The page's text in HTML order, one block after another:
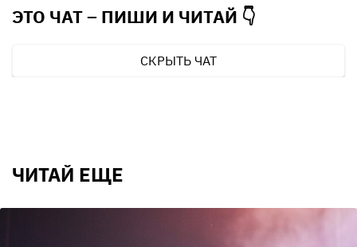
ЭТО ЧАТ – ПИШИ И ЧИТАЙ 👇
СКРЫТЬ ЧАТ
ЧИТАЙ ЕЩЕ